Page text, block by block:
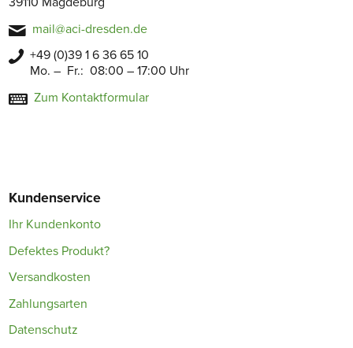
mail@aci-dresden.de
+49 (0)39 1 6 36 65 10
Mo. – Fr.: 08:00 – 17:00 Uhr
Zum Kontaktformular
Kundenservice
Ihr Kundenkonto
Defektes Produkt?
Versandkosten
Zahlungsarten
Datenschutz